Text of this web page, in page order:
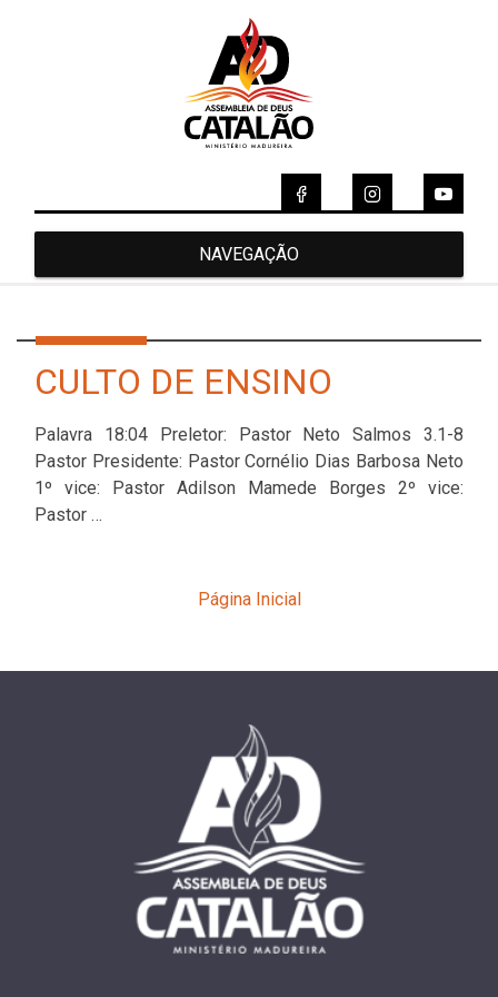
NAVEGAÇÃO
CULTO DE ENSINO
Palavra 18:04 Preletor: Pastor Neto Salmos 3.1-8
Pastor Presidente: Pastor Cornélio Dias Barbosa Neto
1º vice: Pastor Adilson Mamede Borges 2º vice:
Pastor …
Página Inicial